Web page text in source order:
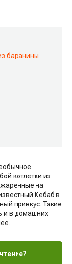
баранины
котлетки из
на
Кебаб в
привкус. Такие
и в домашних